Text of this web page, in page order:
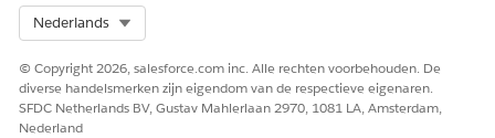
Nederlands
© Copyright 2026, salesforce.com inc. Alle rechten voorbehouden. De
diverse handelsmerken zijn eigendom van de respectieve eigenaren.
SFDC Netherlands BV, Gustav Mahlerlaan 2970, 1081 LA, Amsterdam,
Nederland